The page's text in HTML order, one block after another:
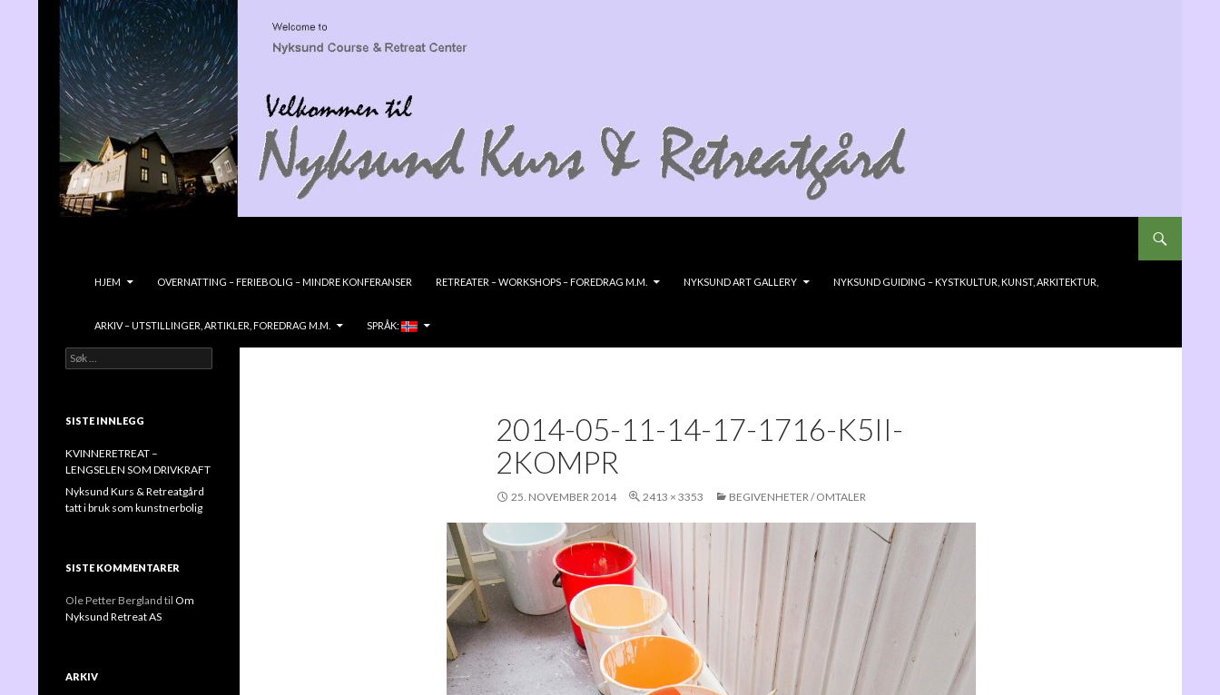
HJEM
OVERNATTING – FERIEBOLIG – MINDRE KONFERANSER RETREATER – WORKSHOPS – FOREDRAG M.M. NYKSUND ART GALLERY NYKSUND GUIDING – KYSTKULTUR, KUNST, ARKITEKTUR,
ARKIV – UTSTILLINGER, ARTIKLER, FOREDRAG M.M. SPRÅK:
2014-05-11-14-17-1716-K5II-
2KOMPR
25. NOVEMBER 2014 2413 × 3353 BEGIVENHETER / OMTALER
Velkommen til NYKSUND KURS &
RETREATGÅRD- en vidunderlig liten
Søk
etter:
SISTE INNLEGG
KVINNERETREAT –
LENGSELEN SOM DRIVKRAFT
Nyksund Kurs & Retreatgård
tatt i bruk som kunstnerbolig
SISTE KOMMENTARER
Ole Petter Bergland til Om
Nyksund Retreat AS
ARKIV